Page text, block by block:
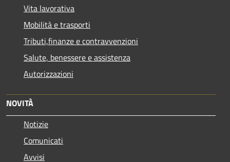
Vita lavorativa
Mobilità e trasporti
Tributi,finanze e contravvenzioni
Salute, benessere e assistenza
Autorizzazioni
NOVITÀ
Notizie
Comunicati
Avvisi